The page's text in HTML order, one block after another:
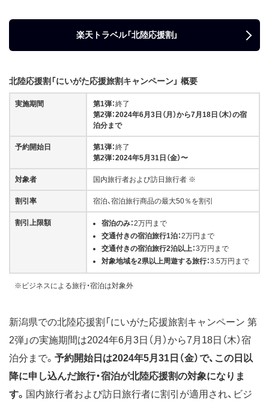
楽天トラベル「北陸応援割」
北陸応援割「にいがた応援旅割キャンペーン」 概要
実施期間 第1弾：終了
第2弾：2024年6月3日（月）から7月18日（木）の宿
泊分まで
予約開始日 第1弾：終了
第2弾：2024年5月31日（金）〜
対象者 国内旅行者および訪日旅行者 ※
割引率 宿泊、宿泊旅行商品の最大50％を割引
割引上限額 宿泊のみ：2万円まで
交通付きの宿泊旅行1泊：2万円まで
交通付きの宿泊旅行2泊以上：3万円まで
対象地域を2県以上周遊する旅行：3.5万円まで
※ビジネスによる旅行・宿泊は対象外
新潟県での北陸応援割「にいがた応援旅割キャンペーン 第
2弾」の実施期間は2024年6月3日（月）から7月18日（木）宿
泊分まで。 予約開始日は2024年5月31日（金）で、この日以
降に申し込んだ旅行・宿泊が北陸応援割の対象になりま
す。 国内旅行者および訪日旅行者に割引が適用され、ビジ